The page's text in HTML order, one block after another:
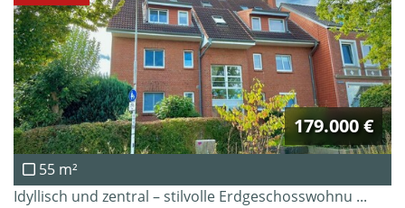
179.000 €
55 m²
Idyllisch und zentral – stilvolle Erdgeschosswohnu ...